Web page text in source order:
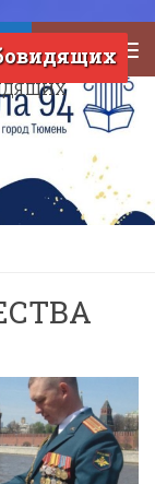
Тюмени